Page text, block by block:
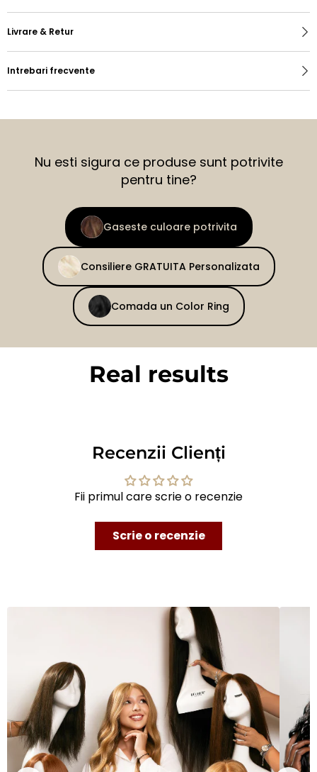
Livrare & Retur
Intrebari frecvente
Nu esti sigura ce produse sunt potrivite
pentru tine?
Gaseste culoare potrivita
Consiliere GRATUITA Personalizata
Comada un Color Ring
Real results
Recenzii Clienți
Fii primul care scrie o recenzie
Scrie o recenzie